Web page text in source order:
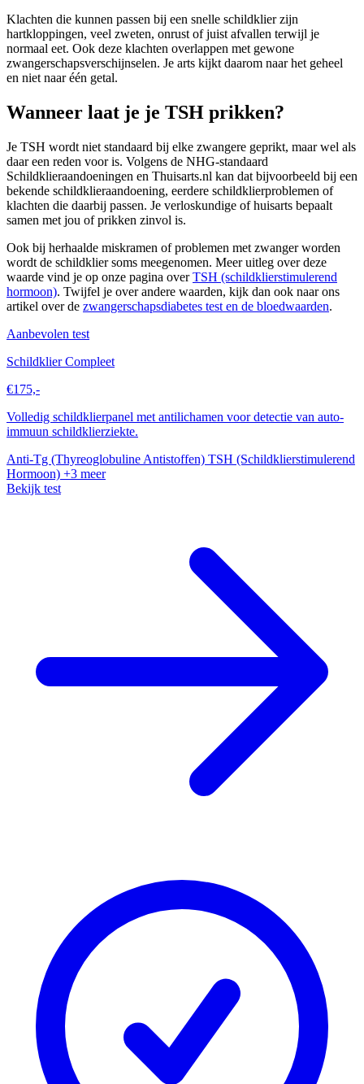
Klachten die kunnen passen bij een snelle schildklier zijn
hartkloppingen, veel zweten, onrust of juist afvallen terwijl je
normaal eet. Ook deze klachten overlappen met gewone
zwangerschapsverschijnselen. Je arts kijkt daarom naar het geheel
en niet naar één getal.
Wanneer laat je je TSH prikken?
Je TSH wordt niet standaard bij elke zwangere geprikt, maar wel als
daar een reden voor is. Volgens de NHG-standaard
Schildklieraandoeningen en Thuisarts.nl kan dat bijvoorbeeld bij een
bekende schildklieraandoening, eerdere schildklierproblemen of
klachten die daarbij passen. Je verloskundige of huisarts bepaalt
samen met jou of prikken zinvol is.
Ook bij herhaalde miskramen of problemen met zwanger worden
wordt de schildklier soms meegenomen. Meer uitleg over deze
waarde vind je op onze pagina overTSH (schildklierstimulerend
hormoon). Twijfel je over andere waarden, kijk dan ook naar ons
artikel over de zwangerschapsdiabetes test en de bloedwaarden.
Aanbevolen test
Schildklier Compleet
€175,-
Volledig schildklierpanel met antilichamen voor detectie van auto-
immuun schildklierziekte.
Anti-Tg (Thyreoglobuline Antistoffen) TSH (Schildklierstimulerend
Hormoon) +3 meer
Bekijk test